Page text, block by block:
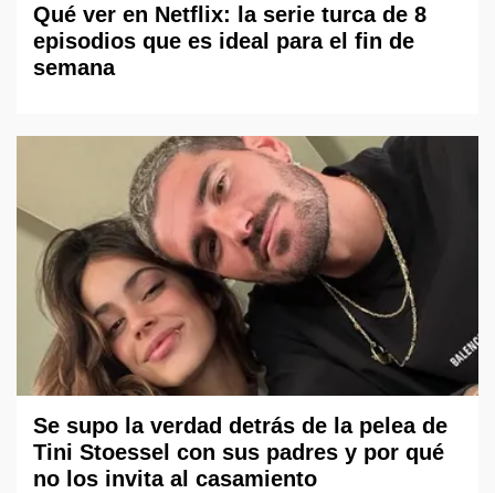
Qué ver en Netflix: la serie turca de 8
episodios que es ideal para el fin de
semana
Se supo la verdad detrás de la pelea de
Tini Stoessel con sus padres y por qué
no los invita al casamiento